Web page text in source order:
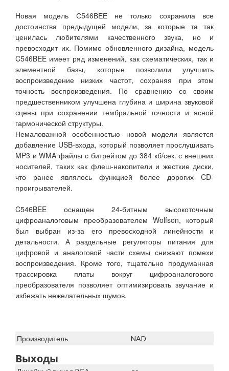
Новая модель С546ВЕЕ не только сохранила все
достоинства предыдущей модели, за которые та так
ценилась любителями качественного звука, но и
превосходит их. Помимо обновленного дизайна, модель
C546BEE имеет ряд изменений, как схематических, так и
элементной базы, которые позволили улучшить
воспроизведение низких частот, сохраняя при этом
точность воспроизведения. По сравнению со своим
предшественником улучшена глубина и ширина звуковой
сцены при сохранении тембральной точности и ясной
гармонической структуры.
Немаловажной особенностью новой модели является
добавление USB-входа, который позволяет прослушивать
MP3 и WMA файлы с битрейтом до 384 кб/сек. с внешних
носителей, таких как флеш-накопители и жесткие диски,
что ранее являлось функцией более дорогих CD-
проигрывателей.
C546BEE оснащен 24-битным высокоточным
цифроаналоговым преобразователем Wolfson, который
был выбран из-за его превосходной линейности и
детальности. А раздельные регуляторы питания для
цифровой и аналоговой части схемы снижают помехи
воспроизведения. Кроме того, тщательно продуманная
трассировка платы вокруг цифроаналогового
преобразователя позволяет оптимизировать звучание и
избежать нежелательных шумов.
Производитель NAD
Выходы